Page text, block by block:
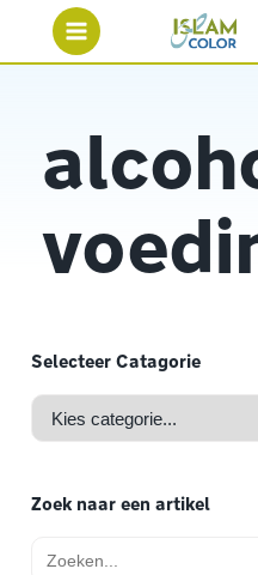
Selecteer Catagorie
Zoek naar een artikel
naar: